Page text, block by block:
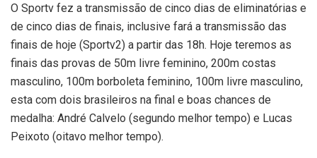
O Sportv fez a transmissão de cinco dias de eliminatórias e
de cinco dias de finais, inclusive fará a transmissão das
finais de hoje (Sportv2) a partir das 18h. Hoje teremos as
finais das provas de 50m livre feminino, 200m costas
masculino, 100m borboleta feminino, 100m livre masculino,
esta com dois brasileiros na final e boas chances de
medalha: André Calvelo (segundo melhor tempo) e Lucas
Peixoto (oitavo melhor tempo).